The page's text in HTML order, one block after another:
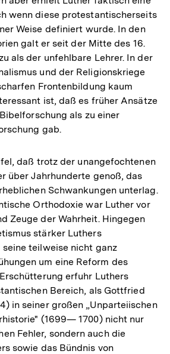
wenn diese protestantischerseits
Weise definiert wurde. In den
galt er seit der Mitte des 16.
als der unfehlbare Lehrer. In der
und der Religionskriege
Frontenbildung kaum
ist, daß es früher Ansätze
als zu einer
gab.
daß trotz der unangefochtenen
über Jahrhunderte genoß, das
Schwankungen unterlag.
Orthodoxie war Luther vor
Zeuge der Wahrheit. Hingegen
stärker Luthers
teilweise nicht ganz
um eine Reform des
erfuhr Luthers
Bereich, als Gottfried
in seiner großen „Unparteiischen
(1699— 1700) nicht nur
Fehler, sondern auch die
sowie das Bündnis von